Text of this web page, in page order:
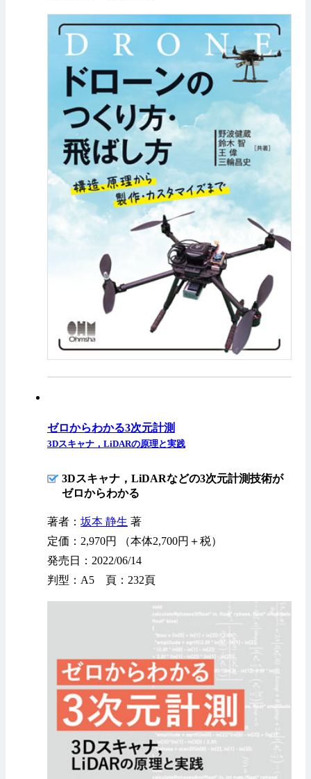
ゼロからわかる3次元計測
3Dスキャナ，LiDARの原理と実践
3Dスキャナ，LiDARなどの3次元計測技術が
ゼロからわかる
著者： 坂本 静生 著
定価：2,970円 （本体2,700円＋税）
発売日：2022/06/14
判型：A5 頁：232頁